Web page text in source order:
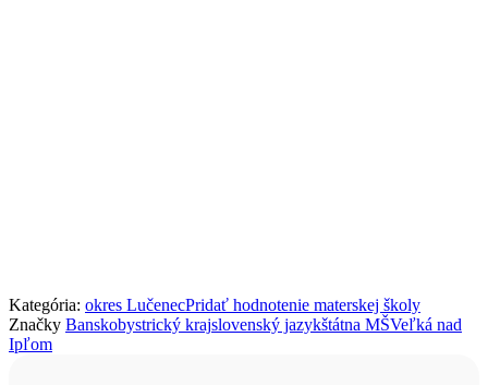
Kategória: okres LučenecPridať hodnotenie materskej školy
Značky Banskobystrický krajslovenský jazykštátna MŠVeľká nad
Ipľom